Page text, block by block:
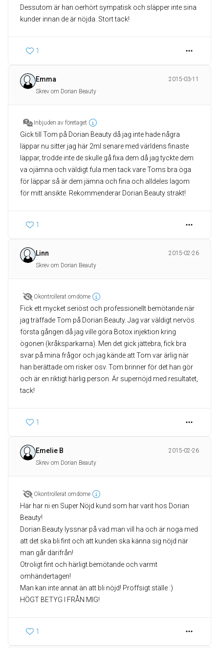
Dessutom är han oerhört sympatisk och släpper inte sina
kunder innan de är nöjda. Stort tack!
1
Emma
2015-03-11
Skrev om Dorian Beauty
Inbjuden av företaget
Gick till Tom på Dorian Beauty då jag inte hade några
läppar nu sitter jag här 2ml senare med världens finaste
läppar, trodde inte de skulle gå fixa dem då jag tyckte dem
va ojämna och väldigt fula men tack vare Toms bra öga
för läppar så är dem jämna och fina och alldeles lagom
för mitt ansikte. Rekommenderar Dorian Beauty strakt!
1
Linn
2015-02-26
Skrev om Dorian Beauty
Okontrollerat omdöme
Fick ett mycket seriöst och professionellt bemötande när
jag träffade Tom på Dorian Beauty. Jag var väldigt nervös
första gången då jag ville göra Botox injektion kring
ögonen (kråksparkarna). Men det gick jättebra, fick bra
svar på mina frågor och jag kände att Tom var ärlig när
han berättade om risker osv. Tom brinner för det han gör
och är en riktigt härlig person. Är supernöjd med resultatet,
tack!
1
Emelie B
2015-02-26
Skrev om Dorian Beauty
Okontrollerat omdöme
Här har ni en Super Nöjd kund som har varit hos Dorian
Beauty!
Dorian Beauty lyssnar på vad man vill ha och är noga med
att det ska bli fint och att kunden ska känna sig nöjd när
man går därifrån!
Otroligt fint och härligt bemötande och varmt
omhändertagen!
Man kan inte annat än att bli nöjd! Proffsigt ställe :)
HÖGT BETYG I FRÅN MIG!
1